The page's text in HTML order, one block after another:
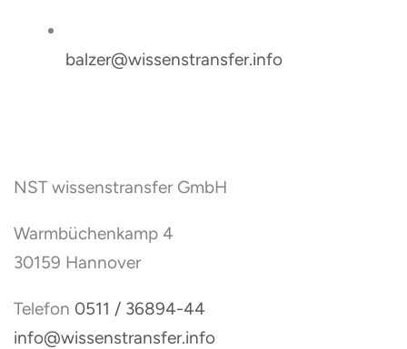
balzer@wissenstransfer.info
NST wissenstransfer GmbH
Warmbüchenkamp 4
30159 Hannover
Telefon 0511 / 36894-44
info@wissenstransfer.info